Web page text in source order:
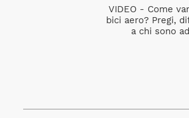
VIDEO - Come
bici aero? Pregi,
a chi sono